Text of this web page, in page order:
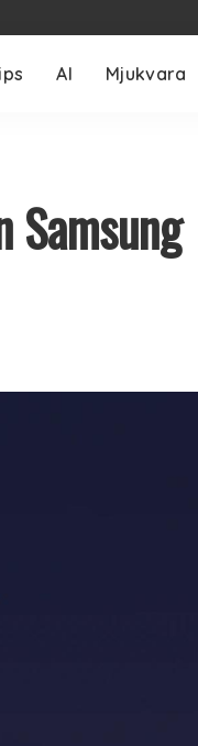
AI Mjukvara